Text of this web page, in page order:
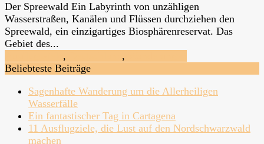
Der Spreewald Ein Labyrinth von unzähligen
Wasserstraßen, Kanälen und Flüssen durchziehen den
Spreewald, ein einzigartiges Biosphärenreservat. Das
Gebiet des...
, ,
Beliebteste Beiträge
Sagenhafte Wanderung um die Allerheiligen
Wasserfälle
Ein fantastischer Tag in Cartagena
11 Ausflugziele, die Lust auf den Nordschwarzwald
machen